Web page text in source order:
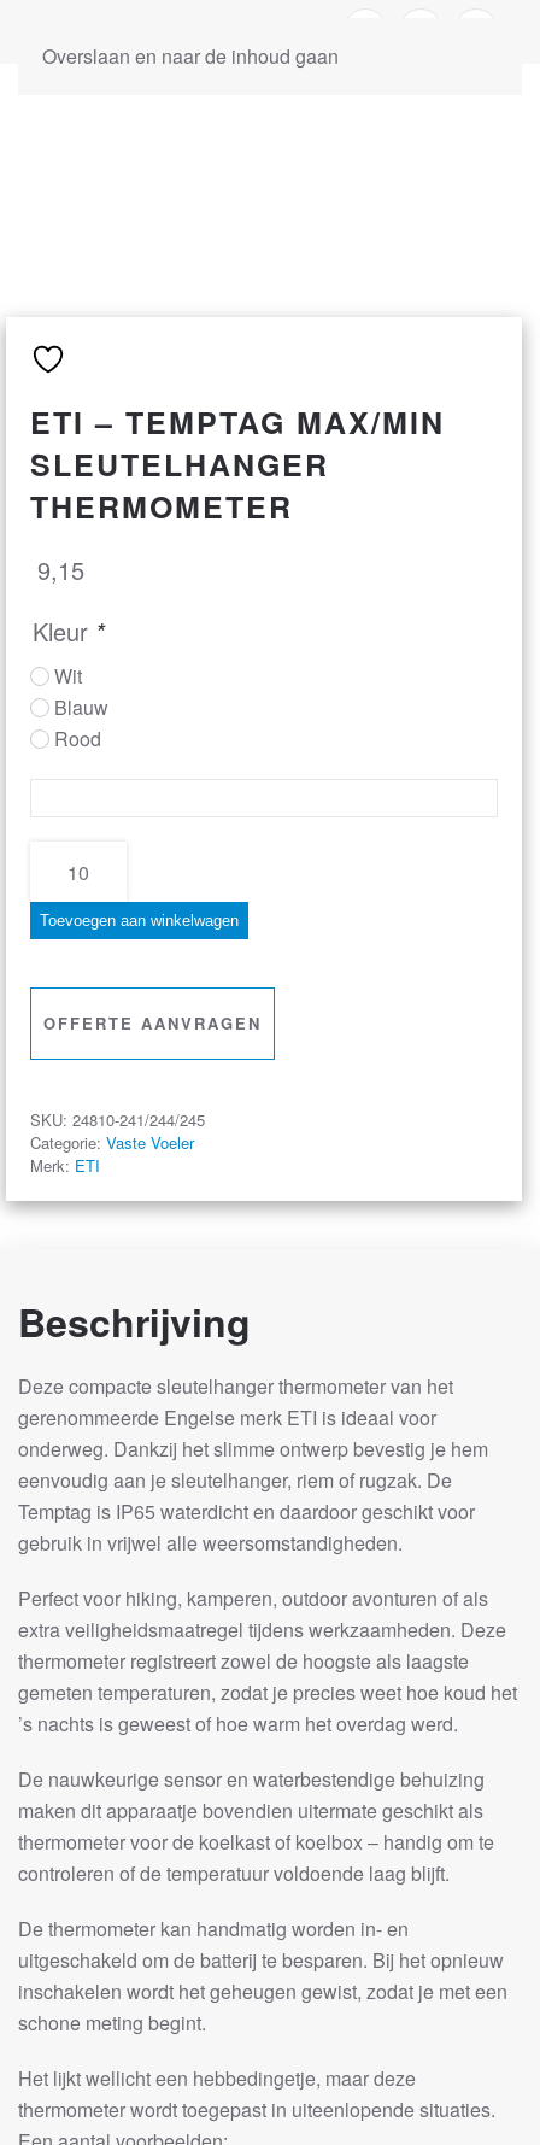
Overslaan en naar de inhoud gaan
ETI – TEMPTAG MAX/MIN
SLEUTELHANGER
THERMOMETER
9,15
Kleur *
Wit
Blauw
Rood
Temptag
Toevoegen aan winkelwagen
OFFERTE AANVRAGEN
SKU: 24810-241/244/245
Categorie: Vaste Voeler
Merk: ETI
Beschrijving
Deze compacte sleutelhanger thermometer van het
gerenommeerde Engelse merk ETI is ideaal voor
onderweg. Dankzij het slimme ontwerp bevestig je hem
eenvoudig aan je sleutelhanger, riem of rugzak. De
Temptag is IP65 waterdicht en daardoor geschikt voor
gebruik in vrijwel alle weersomstandigheden.
Perfect voor hiking, kamperen, outdoor avonturen of als
extra veiligheidsmaatregel tijdens werkzaamheden. Deze
thermometer registreert zowel de hoogste als laagste
gemeten temperaturen, zodat je precies weet hoe koud het
’s nachts is geweest of hoe warm het overdag werd.
De nauwkeurige sensor en waterbestendige behuizing
maken dit apparaatje bovendien uitermate geschikt als
thermometer voor de koelkast of koelbox – handig om te
controleren of de temperatuur voldoende laag blijft.
De thermometer kan handmatig worden in- en
uitgeschakeld om de batterij te besparen. Bij het opnieuw
inschakelen wordt het geheugen gewist, zodat je met een
schone meting begint.
Het lijkt wellicht een hebbedingetje, maar deze
thermometer wordt toegepast in uiteenlopende situaties.